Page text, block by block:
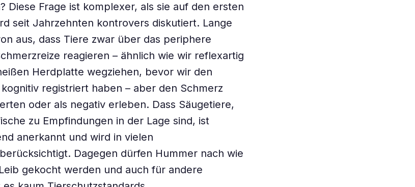
Diese Frage ist komplexer, als sie auf den ersten
seit Jahrzehnten kontrovers diskutiert. Lange
aus, dass Tiere zwar über das periphere
reagieren – ähnlich wie wir reflexartig
Herdplatte wegziehen, bevor wir den
registriert haben – aber den Schmerz
oder als negativ erleben. Dass Säugetiere,
zu Empfindungen in der Lage sind, ist
anerkannt und wird in vielen
Dagegen dürfen Hummer nach wie
gekocht werden und auch für andere